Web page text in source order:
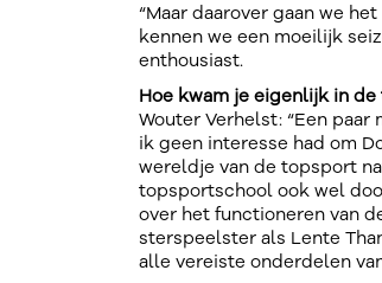
“Maar daarover gaan we
kennen we een moeilijk
enthousiast.
Hoe kwam je eigenlijk in
Wouter Verhelst: “Een
ik geen interesse had om
wereldje van de topsport
topsportschool ook wel
over het functioneren van
sterspeelster als Lente
alle vereiste onderdelen